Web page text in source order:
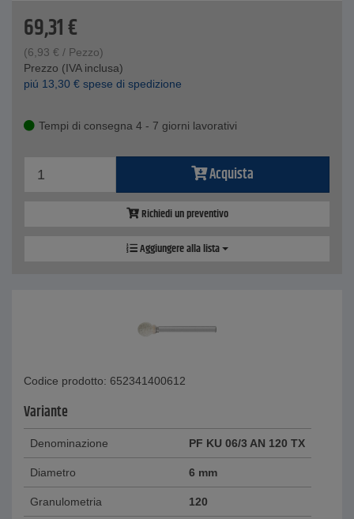
69,31€
(6,93 € / Pezzo)
Prezzo (IVA inclusa)
piú 13,30 € spese di spedizione
Tempi di consegna 4 - 7 giorni lavorativi
Acquista
Richiedi un preventivo
Aggiungere alla lista
Codice prodotto: 652341400612
Variante
Denominazione PF KU 06/3 AN 120 TX
Diametro 6 mm
Granulometria 120